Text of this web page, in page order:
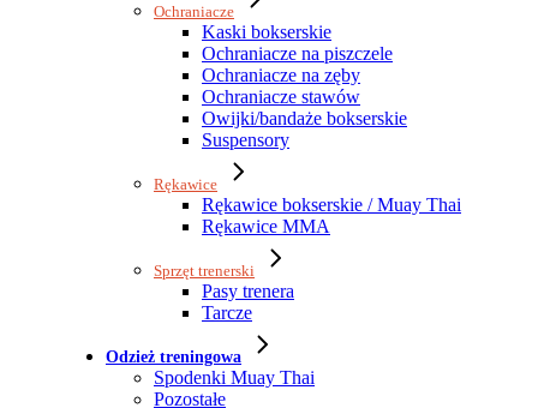
Ochraniacze
Kaski bokserskie
Ochraniacze na piszczele
Ochraniacze na zęby
Ochraniacze stawów
Owijki/bandaże bokserskie
Suspensory
Rękawice
Rękawice bokserskie / Muay Thai
Rękawice MMA
Sprzęt trenerski
Pasy trenera
Tarcze
Odzież treningowa
Spodenki Muay Thai
Pozostałe